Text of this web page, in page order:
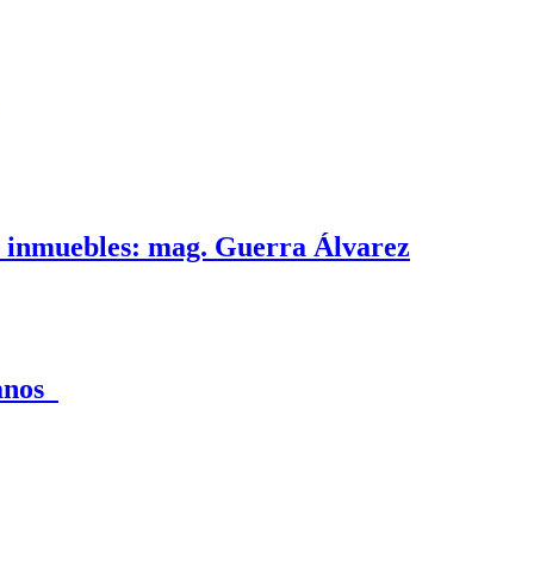
mag. Guerra Álvarez